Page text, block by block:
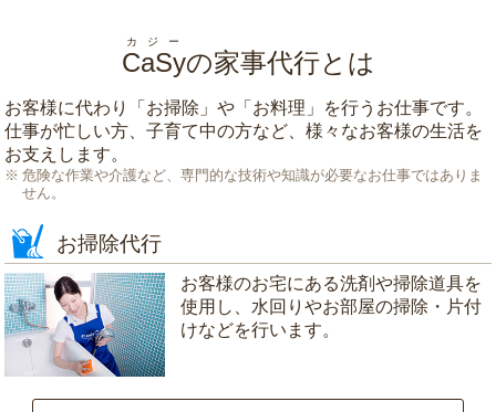
CaSy
カジー
の家事代行とは
お客様に代わり「 お掃除 」や「 お料理 」を行うお仕事です。
仕事が忙しい方、子育て中の方など、様々なお客様の生活を
お支えします。
危険な作業や介護など、専門的な技術や知識が必要なお仕事ではありま
せん。
お掃除代行
お客様のお宅にある洗剤や掃除道具を
使用し、水回りやお部屋の掃除・片付
けなどを行います。